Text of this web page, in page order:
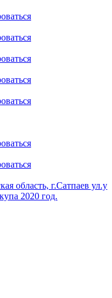
область, г.Сатпаев ул.у
2020 год.